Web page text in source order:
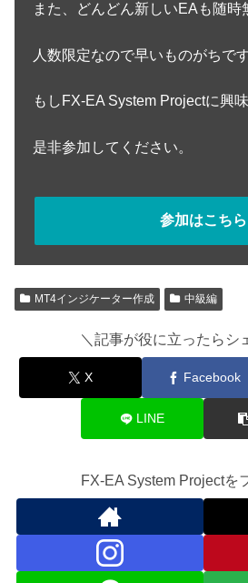
また、どんどん新しいEAも随時
人数限定なので早いものがちで
もしFX-EA System Projectに興
是非参加してください。
参加はこちら
MT4インジケーター作成 中級編
＼記事が役に立ったらシ
X Facebook
LINE
FX-EA System Projectを